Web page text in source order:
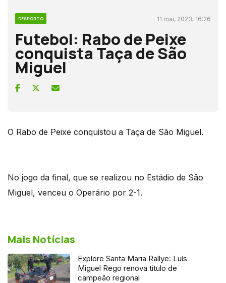
DESPORTO 11 mai, 2023, 16:26
Futebol: Rabo de Peixe
conquista Taça de São
Miguel
O Rabo de Peixe conquistou a Taça de São Miguel.
No jogo da final, que se realizou no Estádio de São
Miguel, venceu o Operário por 2-1.
Mais Notícias
Explore Santa Maria Rallye: Luís
Miguel Rego renova título de
campeão regional